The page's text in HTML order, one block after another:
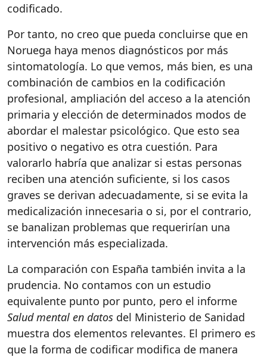
codificado.
Por tanto, no creo que pueda concluirse que en
Noruega haya menos diagnósticos por más
sintomatología. Lo que vemos, más bien, es una
combinación de cambios en la codificación
profesional, ampliación del acceso a la atención
primaria y elección de determinados modos de
abordar el malestar psicológico. Que esto sea
positivo o negativo es otra cuestión. Para
valorarlo habría que analizar si estas personas
reciben una atención suficiente, si los casos
graves se derivan adecuadamente, si se evita la
medicalización innecesaria o si, por el contrario,
se banalizan problemas que requerirían una
intervención más especializada.
La comparación con España también invita a la
prudencia. No contamos con un estudio
equivalente punto por punto, pero el informe
Salud mental en datos del Ministerio de Sanidad
muestra dos elementos relevantes. El primero es
que la forma de codificar modifica de manera